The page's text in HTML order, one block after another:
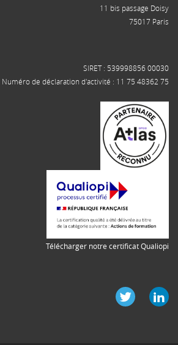
11 bis passage Doisy
75017 Paris
SIRET : 539998856 00030
Numéro de déclaration d'activité : 11 75 48362 75
Télécharger notre certificat Qualiopi